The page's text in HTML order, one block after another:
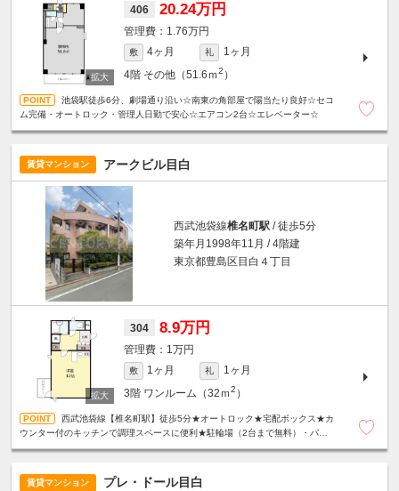
406 20.24万円
1.76万円
敷 4ヶ月 礼
1ヶ月
4階 その他（51.6ｍ2 ）
池袋駅徒歩6分、劇場通り沿い☆南東の角部屋で陽当たり良好☆セコ
ム完備・オートロック・管理人日勤で安心☆エアコン2台☆エレベーター☆
賃貸マンション アークビル目白
西武池袋線椎名町駅 / 徒歩5分
築年月1998年11月 / 4階建
東京都豊島区目白４丁目
304 8.9万円
1万円
敷 1ヶ月 礼
1ヶ月
3階 ワンルーム（32ｍ2 ）
西武池袋線【椎名町駅】徒歩5分★オートロック★宅配ボックス★カ
ウンター付のキッチンで調理スペースに便利★駐輪場（2台まで無料）・バイ
賃貸マンション プレ・ドール目白